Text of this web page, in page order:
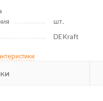
шт.
DEKraft